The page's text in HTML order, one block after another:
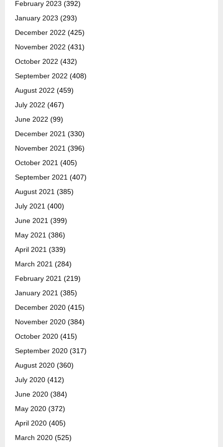
February 2023 (392)
January 2023 (293)
December 2022 (425)
November 2022 (431)
October 2022 (432)
September 2022 (408)
August 2022 (459)
July 2022 (467)
June 2022 (99)
December 2021 (330)
November 2021 (396)
October 2021 (405)
September 2021 (407)
August 2021 (385)
July 2021 (400)
June 2021 (399)
May 2021 (386)
April 2021 (339)
March 2021 (284)
February 2021 (219)
January 2021 (385)
December 2020 (415)
November 2020 (384)
October 2020 (415)
September 2020 (317)
August 2020 (360)
July 2020 (412)
June 2020 (384)
May 2020 (372)
April 2020 (405)
March 2020 (525)